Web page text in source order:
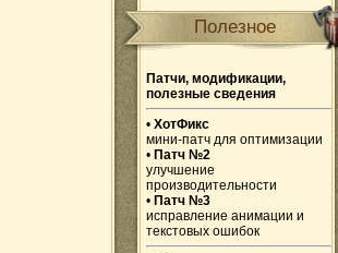
Полезное
Патчи, модификации,
полезные сведения
• ХотФикс
мини-патч для оптимизации
• Патч №2
улучшение
производительности
• Патч №3
исправление анимации и
текстовых ошибок